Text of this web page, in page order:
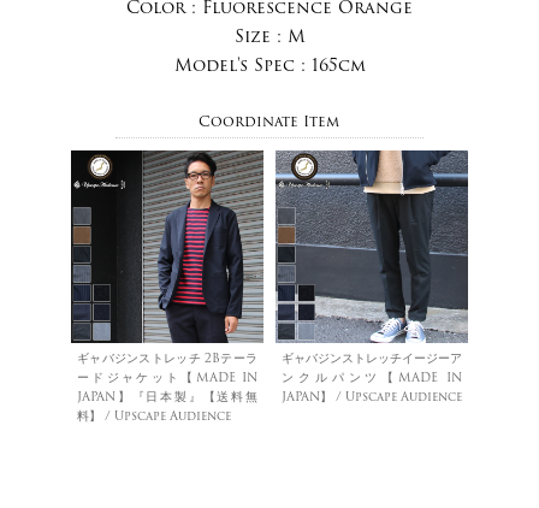
Color : Fluorescence Orange
Size : M
Model's Spec : 165cm
Coordinate Item
ギャバジンストレッチ 2Bテーラ
ードジャケット【MADE IN
JAPAN】『日本製』【送料無
料】 / Upscape Audience
ギャバジンストレッチイージーア
ンクルパンツ【MADE IN
JAPAN】 / Upscape Audience